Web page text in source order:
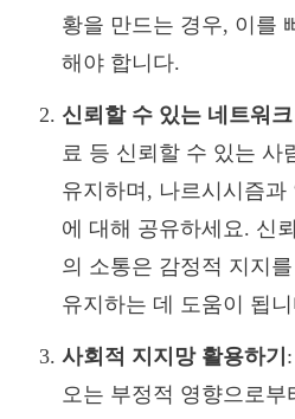
황을 만드는 경우, 이를
해야 합니다.
신뢰할 수 있는 네트워크
료 등 신뢰할 수 있는 사
유지하며, 나르시시즘과
에 대해 공유하세요. 신
의 소통은 감정적 지지
유지하는 데 도움이 됩
사회적 지지망 활용하기
오는 부정적 영향으로부